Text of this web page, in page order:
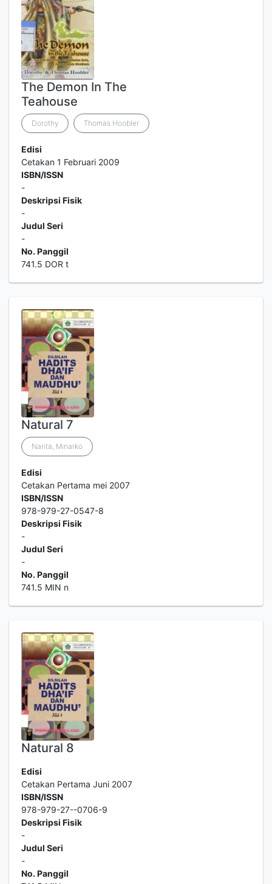
The Demon In The
Teahouse
Dorothy Thomas Hoobler
Edisi
Cetakan 1 Februari 2009
ISBN/ISSN
-
Deskripsi Fisik
-
Judul Seri
-
No. Panggil
741.5 DOR t
Natural 7
Narita, Minarko
Edisi
Cetakan Pertama mei 2007
ISBN/ISSN
978-979-27-0547-8
Deskripsi Fisik
-
Judul Seri
-
No. Panggil
741.5 MIN n
Natural 8
Edisi
Cetakan Pertama Juni 2007
ISBN/ISSN
978-979-27--0706-9
Deskripsi Fisik
-
Judul Seri
-
No. Panggil